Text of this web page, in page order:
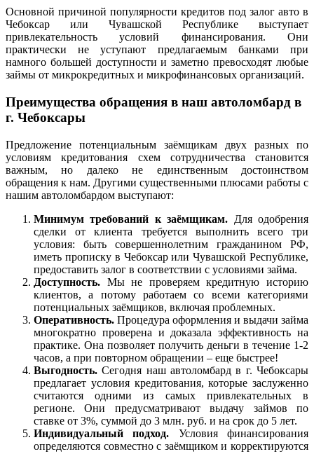
Основной причиной популярности кредитов под залог авто в
Чебоксар или Чувашской Республике выступает
привлекательность условий финансирования. Они
практически не уступают предлагаемым банками при
намного большей доступности и заметно превосходят любые
займы от микрокредитных и микрофинансовых организаций.
Преимущества обращения в наш автоломбард в
г. Чебоксары
Предложение потенциальным заёмщикам двух разных по
условиям кредитования схем сотрудничества становится
важным, но далеко не единственным достоинством
обращения к нам. Другими существенными плюсами работы с
нашим автоломбардом выступают:
Минимум требований к заёмщикам. Для одобрения
сделки от клиента требуется выполнить всего три
условия: быть совершеннолетним гражданином РФ,
иметь прописку в Чебоксар или Чувашской Республике,
предоставить залог в соответствии с условиями займа.
Доступность. Мы не проверяем кредитную историю
клиентов, а потому работаем со всеми категориями
потенциальных заёмщиков, включая проблемных.
Оперативность. Процедура оформления и выдачи займа
многократно проверена и доказала эффективность на
практике. Она позволяет получить деньги в течение 1-2
часов, а при повторном обращении – еще быстрее!
Выгодность. Сегодня наш автоломбард в г. Чебоксары
предлагает условия кредитования, которые заслуженно
считаются одними из самых привлекательных в
регионе. Они предусматривают выдачу займов по
ставке от 3%, суммой до 3 млн. руб. и на срок до 5 лет.
Индивидуальный подход. Условия финансирования
определяются совместно с заёмщиком и корректируются